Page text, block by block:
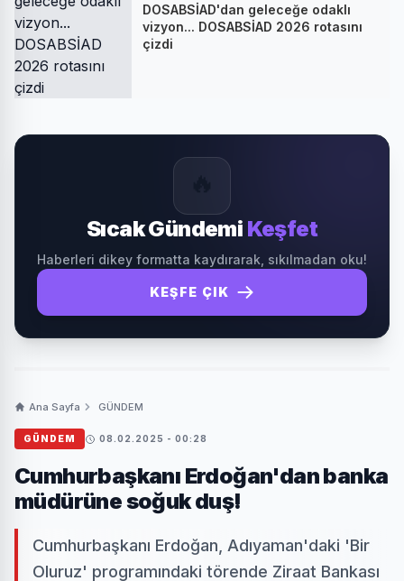
DOSABSİAD'dan geleceğe odaklı
vizyon... DOSABSİAD 2026 rotasını
çizdi
Sıcak Gündemi Keşfet
Haberleri dikey formatta kaydırarak, sıkılmadan oku!
KEŞFE ÇIK
Ana Sayfa GÜNDEM
GÜNDEM 08.02.2025 - 00:28
Cumhurbaşkanı Erdoğan'dan banka
müdürüne soğuk duş!
Cumhurbaşkanı Erdoğan, Adıyaman'daki 'Bir
Oluruz' programındaki törende Ziraat Bankası